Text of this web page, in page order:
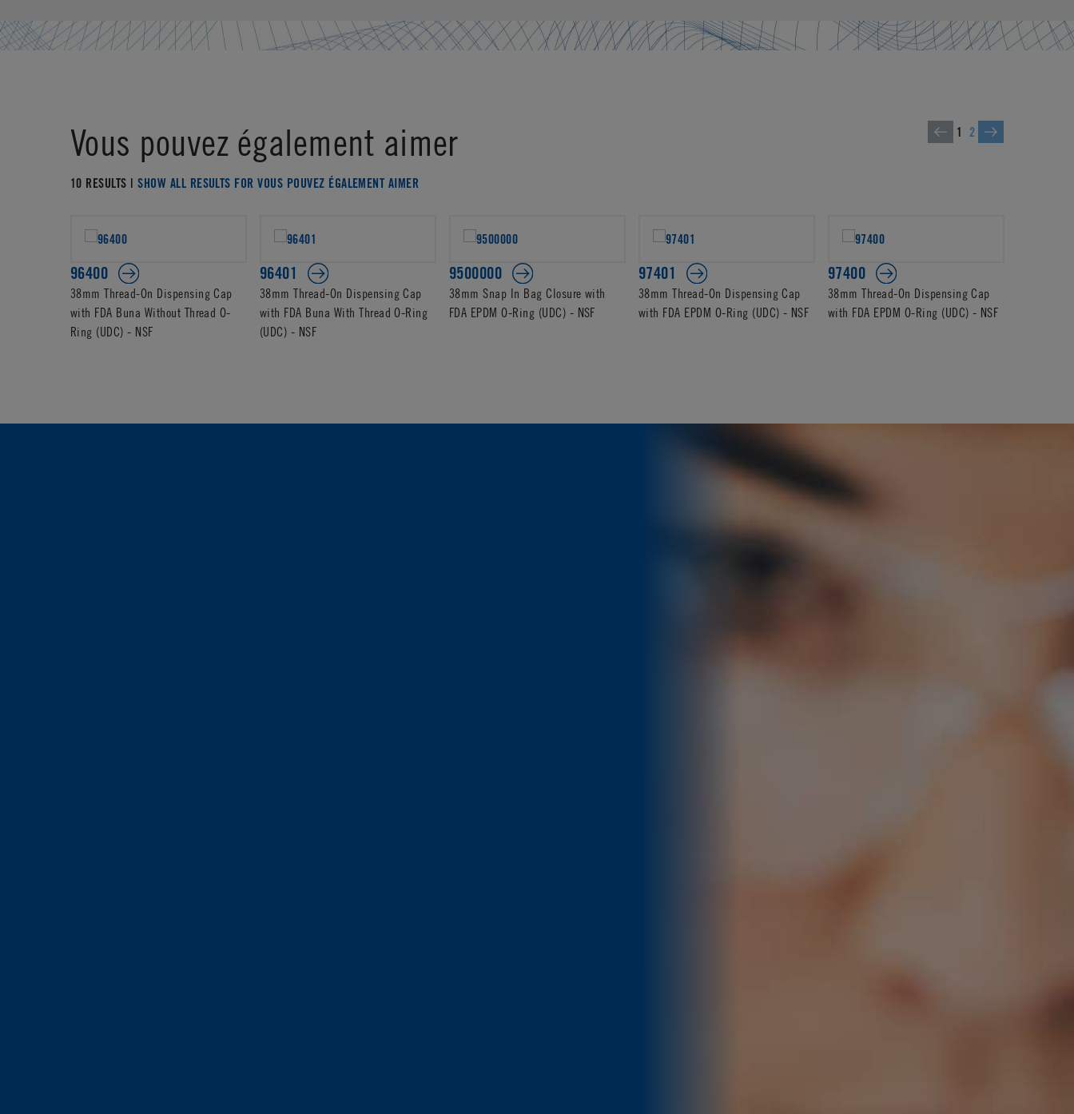
Vous pouvez également aimer
10 RESULTS |SHOW ALL RESULTS FOR VOUS POUVEZ ÉGALEMENT AIMER
1 2
96400
38mm Thread-On Dispensing Cap
with FDA Buna Without Thread O-
Ring (UDC) - NSF
96401
38mm Thread-On Dispensing Cap
with FDA Buna With Thread O-Ring
(UDC) - NSF
9500000
38mm Snap In Bag Closure with
FDA EPDM O-Ring (UDC) - NSF
97401
38mm Thread-On Dispensing Cap
with FDA EPDM O-Ring (UDC) - NSF
97400
38mm Thread-On Dispensing Cap
with FDA EPDM O-Ring (UDC) - NSF